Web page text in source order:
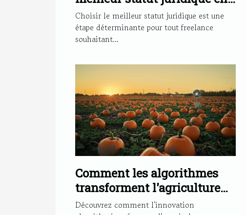
tant que freelance
Choisir le meilleur statut juridique est une
étape déterminante pour tout freelance
souhaitant...
Comment les algorithmes
transforment l'agriculture
des citrouilles pour un futur
Découvrez comment l'innovation